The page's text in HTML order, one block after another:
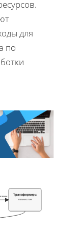
для
по
Трансформеры
взаим слов
взаим